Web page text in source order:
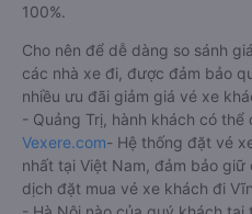
100%.
Cho nên để dễ dàng so sánh
các nhà xe đi, được đảm bảo
nhiều ưu đãi giảm giá vé xe
- Quảng Trị, hành khách có thể
Vexere.com- Hệ thống đặt vé
nhất tại Việt Nam, đảm bảo
dịch đặt mua vé xe khách đi